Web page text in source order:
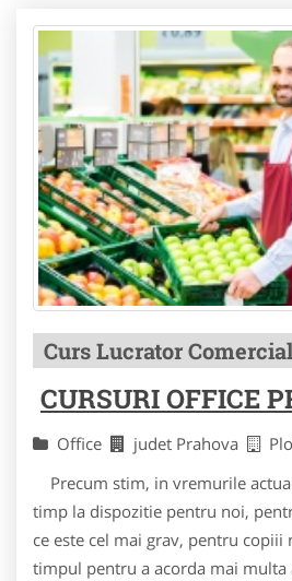
Curs Lucrator
CURSURI OFFICE
Office judet Prahova
Precum stim, in vremurile
timp la dispozitie pentru noi,
ce este cel mai grav, pentru copiii
timpul pentru a acorda mai